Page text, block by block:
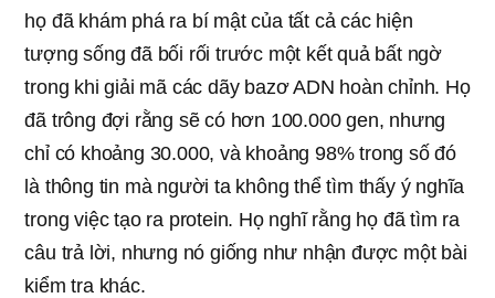
họ đã khám phá ra bí mật của tất cả các hiện
tượng sống đã bối rối trước một kết quả bất ngờ
trong khi giải mã các dãy bazơ ADN hoàn chỉnh. Họ
đã trông đợi rằng sẽ có hơn 100.000 gen, nhưng
chỉ có khoảng 30.000, và khoảng 98% trong số đó
là thông tin mà người ta không thể tìm thấy ý nghĩa
trong việc tạo ra protein. Họ nghĩ rằng họ đã tìm ra
câu trả lời, nhưng nó giống như nhận được một bài
kiểm tra khác.